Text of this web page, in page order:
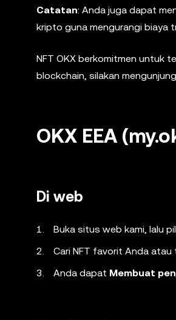
Catatan: Anda juga dapat
kripto guna mengurangi biaya
NFT OKX berkomitmen untuk
blockchain, silakan
OKX EEA
Di web
Buka situs web kami, lalu
Cari NFT favorit Anda atau
Anda dapat Membuat